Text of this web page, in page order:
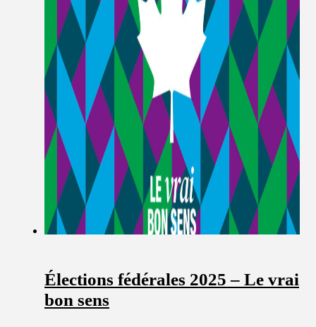
Élections fédérales 2025 – Le vrai
bon sens